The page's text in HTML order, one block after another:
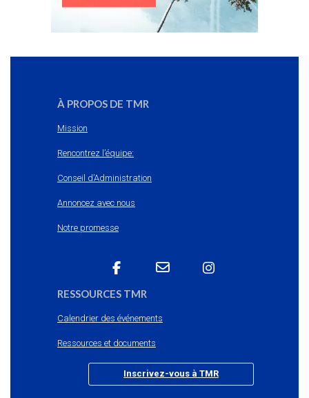
À PROPOS DE TMR
Mission
Rencontrez l’équipe:
Conseil d’Administration
Annoncez avec nous
Notre promesse
RESSOURCES TMR
Calendrier des événements
Ressources et documents
Inscrivez-vous à TMR